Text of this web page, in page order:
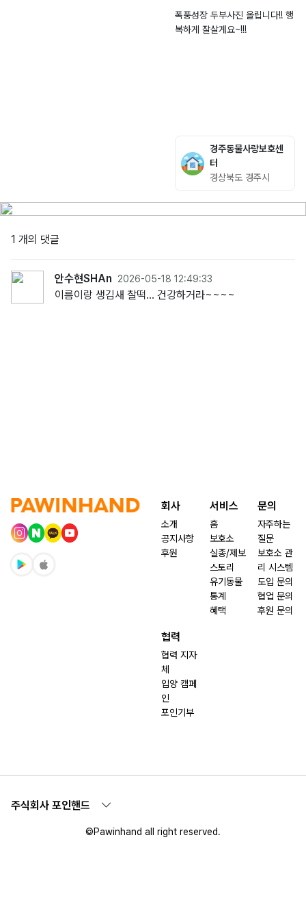
폭풍성장 두부사진 올립니다!! 행
복하게 잘살게요~!!!
경주동물사랑보호센
터
경상북도 경주시
1 개의 댓글
안수현SHAn 2026-05-18 12:49:33
이름이랑 생김새 찰떡… 건강하거라~~~~
회사
소개
공지사항
후원
서비스
홈
보호소
실종/제보
스토리
유기동물
통계
혜택
문의
자주하는
질문
보호소 관
리 시스템
도입 문의
협업 문의
후원 문의
협력
협력 지자
체
입양 캠페
인
포인기부
주식회사 포인핸드
©Pawinhand all right reserved.